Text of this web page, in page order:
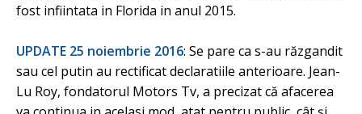
fost infiintata in Florida in anul 2015.
UPDATE 25 noiembrie 2016: Se pare ca s-au răzgandit
sau cel putin au rectificat declaratiile anterioare. Jean-
Lu Roy, fondatorul Motors Tv, a precizat că afacerea